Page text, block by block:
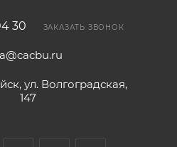
30 ЗАКАЗАТЬ ЗВОНОК
ул. Волгоградская,
147